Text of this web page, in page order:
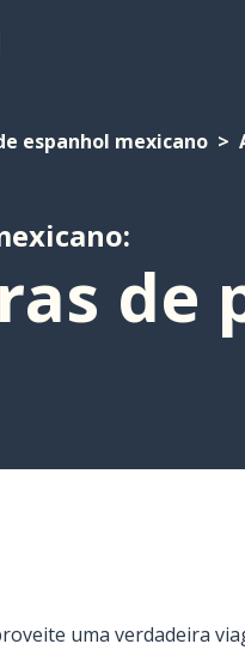
espanhol mexicano
de
uma verdadeira